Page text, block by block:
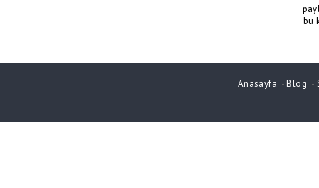
bu
Anasayfa -Blog -